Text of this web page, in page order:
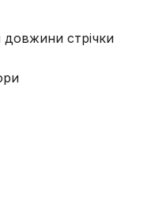
довжини стрічки